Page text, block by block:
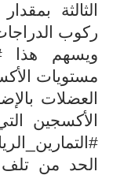
الثالثة
ركوب
ويسهم هذا
مستويات
العضلات
الأكسجين
الحد من